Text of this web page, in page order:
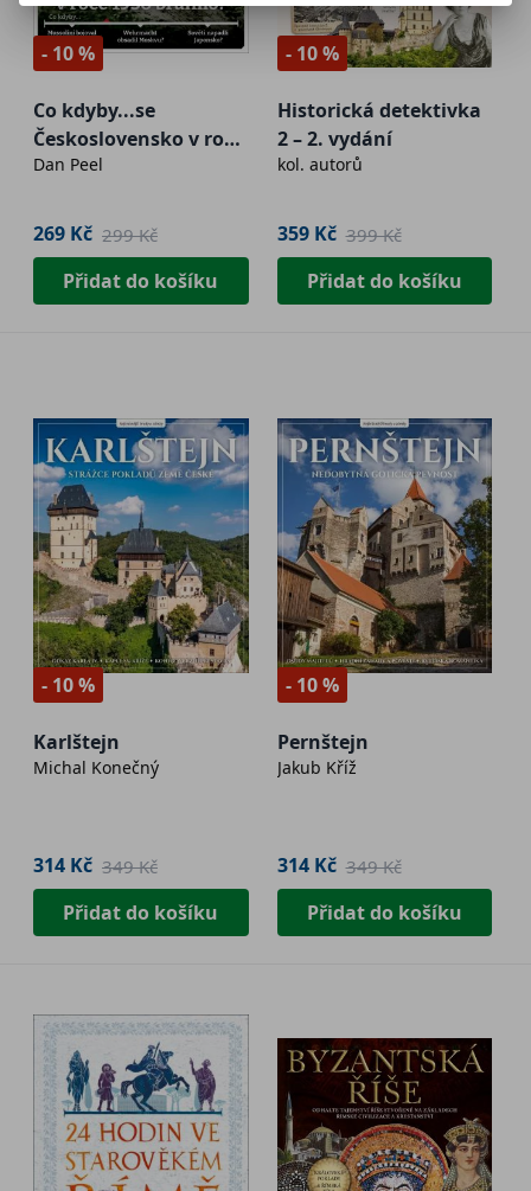
- 10 %
Co kdyby...se
Československo v roce
1938 bránilo?
Dan Peel
269 Kč 299 Kč
Přidat do košíku
- 10 %
Historická detektivka
2 – 2. vydání
kol. autorů
359 Kč 399 Kč
Přidat do košíku
- 10 %
Karlštejn
Michal Konečný
314 Kč 349 Kč
Přidat do košíku
- 10 %
Pernštejn
Jakub Kříž
314 Kč 349 Kč
Přidat do košíku